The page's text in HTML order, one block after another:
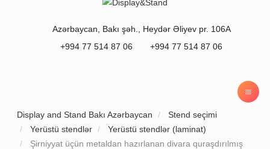
Azərbaycan Bakı şəh., Heydər Əliyev pr. 106A
+994 77 514 87 06
+994 77 514 87 06
Display and Stand Bakı Azərbaycan
Stend seçimi
Yerüstü stendlər
Yerüstü stendlər (laminat)
Şirniyyat üçün metaldan hazırlanan divara quraşdırılmış